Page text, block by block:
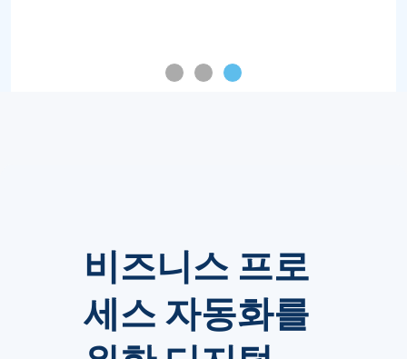
비즈니스 프로
세스 자동화를